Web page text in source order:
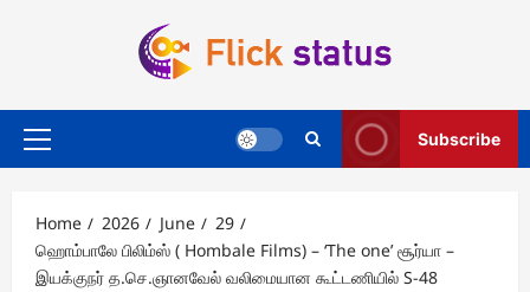
Primary
Subscribe
Home 2026 June
29
ஹொம்பாலே பிலிம்ஸ் ( Hombale Films) – ‘The one’ சூர்யா –
இயக்குநர் த.செ.ஞானவேல் வலிமையான கூட்டணியில் S-48